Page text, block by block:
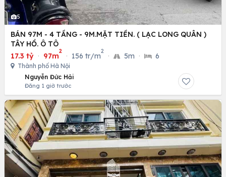
5
BÁN 97M - 4 TẦNG - 9M.MẶT TIỀN. ( LẠC LONG QUÂN )
TÂY HỒ. Ô TÔ
17.3 tỷ · 97m
2
· 156 tr/m
2
· 5m · 6
Thành phố Hà Nội
Nguyễn Đức Hải
Đăng 1 giờ trước